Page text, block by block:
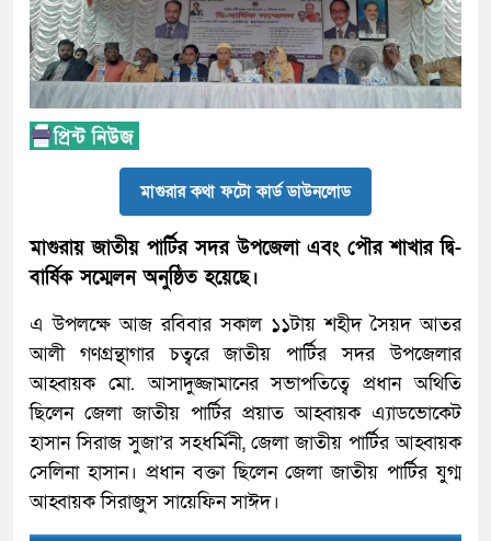
মাগুরার কথা ফটো কার্ড ডাউনলোড
মাগুরায় জাতীয় পার্টির সদর উপজেলা এবং পৌর শাখার দ্বি-
বার্ষিক সম্মেলন অনুষ্ঠিত হয়েছে।
এ উপলক্ষে আজ রবিবার সকাল ১১টায় শহীদ সৈয়দ আতর
আলী গণগ্রন্থাগার চত্বরে জাতীয় পার্টির সদর উপজেলার
আহ্বায়ক মো. আসাদুজ্জামানের সভাপতিত্বে প্রধান অথিতি
ছিলেন জেলা জাতীয় পার্টির প্রয়াত আহ্বায়ক এ্যাডভোকেট
হাসান সিরাজ সুজা’র সহধর্মিনী, জেলা জাতীয় পার্টির আহ্বায়ক
সেলিনা হাসান। প্রধান বক্তা ছিলেন জেলা জাতীয় পার্টির যুগ্ম
আহ্বায়ক সিরাজুস সায়েফিন সাঈদ।